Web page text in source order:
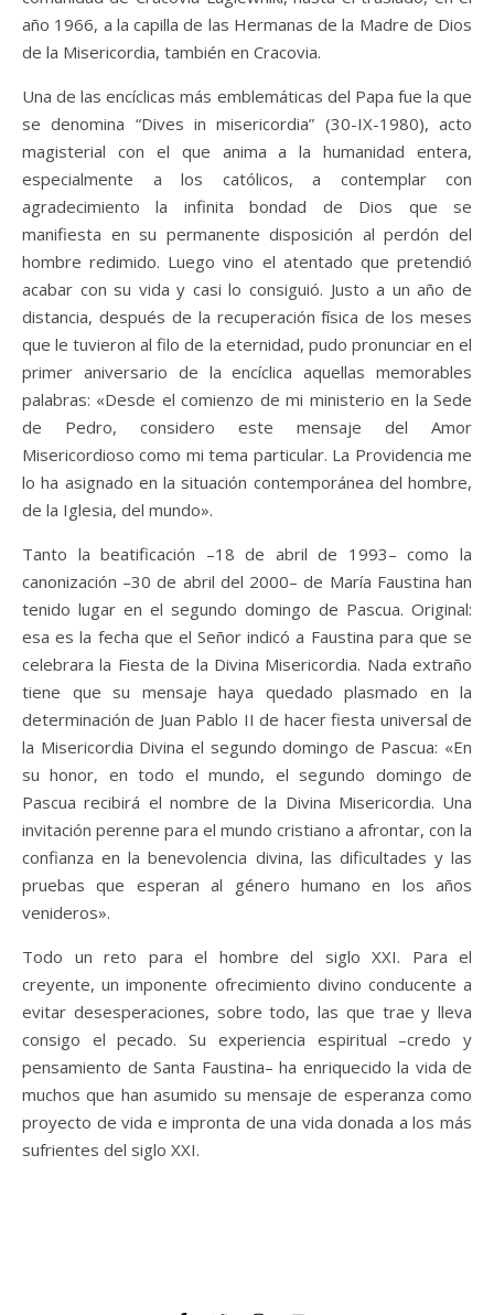
año 1966, a la capilla de las Hermanas de la Madre de Dios
de la Misericordia, también en Cracovia.
Una de las encíclicas más emblemáticas del Papa fue la que
se denomina “Dives in misericordia” (30-IX-1980), acto
magisterial con el que anima a la humanidad entera,
especialmente a los católicos, a contemplar con
agradecimiento la infinita bondad de Dios que se
manifiesta en su permanente disposición al perdón del
hombre redimido. Luego vino el atentado que pretendió
acabar con su vida y casi lo consiguió. Justo a un año de
distancia, después de la recuperación física de los meses
que le tuvieron al filo de la eternidad, pudo pronunciar en el
primer aniversario de la encíclica aquellas memorables
palabras: «Desde el comienzo de mi ministerio en la Sede
de Pedro, considero este mensaje del Amor
Misericordioso como mi tema particular. La Providencia me
lo ha asignado en la situación contemporánea del hombre,
de la Iglesia, del mundo».
Tanto la beatificación –18 de abril de 1993– como la
canonización –30 de abril del 2000– de María Faustina han
tenido lugar en el segundo domingo de Pascua. Original:
esa es la fecha que el Señor indicó a Faustina para que se
celebrara la Fiesta de la Divina Misericordia. Nada extraño
tiene que su mensaje haya quedado plasmado en la
determinación de Juan Pablo II de hacer fiesta universal de
la Misericordia Divina el segundo domingo de Pascua: «En
su honor, en todo el mundo, el segundo domingo de
Pascua recibirá el nombre de la Divina Misericordia. Una
invitación perenne para el mundo cristiano a afrontar, con la
confianza en la benevolencia divina, las dificultades y las
pruebas que esperan al género humano en los años
venideros».
Todo un reto para el hombre del siglo XXI. Para el
creyente, un imponente ofrecimiento divino conducente a
evitar desesperaciones, sobre todo, las que trae y lleva
consigo el pecado. Su experiencia espiritual –credo y
pensamiento de Santa Faustina– ha enriquecido la vida de
muchos que han asumido su mensaje de esperanza como
proyecto de vida e impronta de una vida donada a los más
sufrientes del siglo XXI.